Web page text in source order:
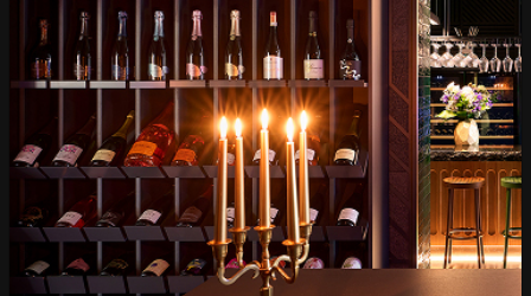
Над 1300 вина от цял
Физически магазини и
събития
Бърза доставка за
Лоялна програма и